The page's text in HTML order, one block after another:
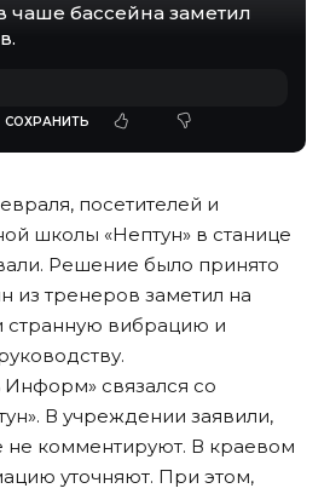
бассейна заметил
посетителей и
школы «Нептун» в станице
Решение было принято
из тренеров заметил на
странную вибрацию и
связался со
В учреждении заявили,
комментируют. В краевом
уточняют. При этом,